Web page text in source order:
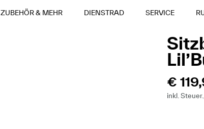
ZUBEHÖR & MEHR DIENSTRAD SERVICE
€
inkl.